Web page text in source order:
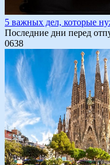
5 важных дел, которые
Последние дни перед
0638